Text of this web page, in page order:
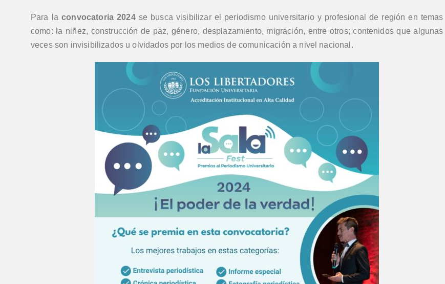
Para laconvocatoria 2024se busca visibilizar el periodismo universitario y profesional de región en temas
como: la niñez, construcción de paz, género, desplazamiento, migración, entre otros; contenidos que algunas
veces son invisibilizados u olvidados por los medios de comunicación a nivel nacional.